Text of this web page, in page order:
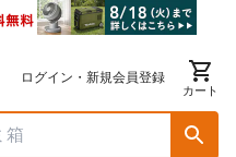
ログイン・新規会員登録
カート